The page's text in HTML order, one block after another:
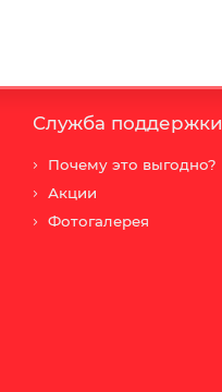
Служба поддержки
Почему это выгодно?
Акции
Фотогалерея